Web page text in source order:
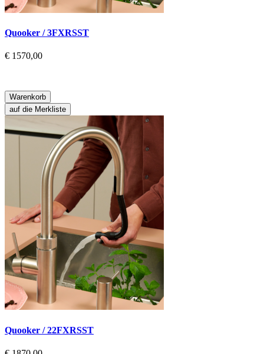
Quooker / 3FXRSST
€ 1570,00
Warenkorb
auf die Merkliste
Quooker / 22FXRSST